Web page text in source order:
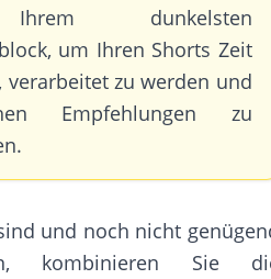
dunkelsten
um Ihren Shorts Zeit
verarbeitet zu werden und
Empfehlungen zu
und noch nicht
kombinieren Sie